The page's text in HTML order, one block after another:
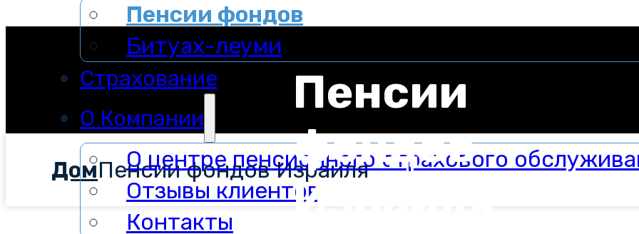
Пенсии фондов
Битуах-леуми
Страхование
О Компании
О центре пенсионного страхового
Отзывы клиентов
Контакты
Пенсии
фондов
Израиля
ДомПенсии фондов Израиля